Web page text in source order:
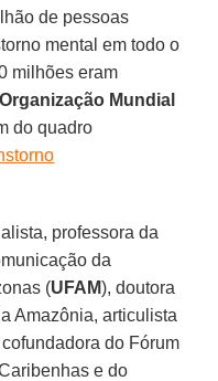
de pessoas
mental em todo o
milhões eram
Organização Mundial
do quadro
professora da
da
(UFAM), doutora
Amazônia, articulista
cofundadora do Fórum
e do